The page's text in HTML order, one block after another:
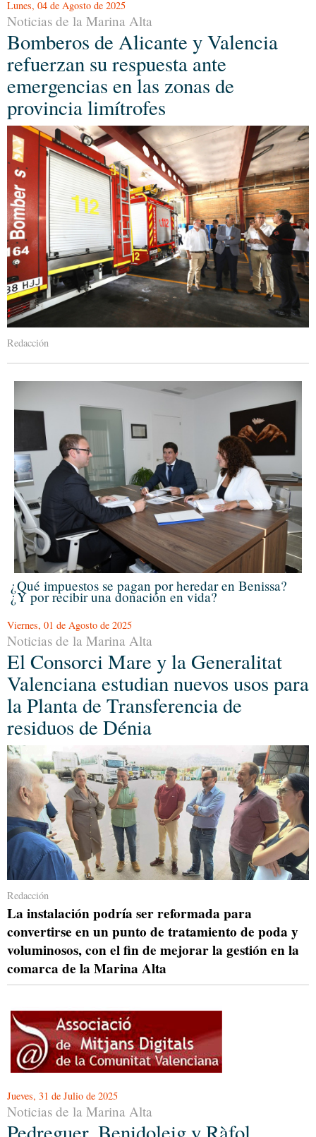
Lunes, 04 de Agosto de 2025
Noticias de la Marina Alta
Bomberos de Alicante y Valencia
refuerzan su respuesta ante
emergencias en las zonas de
provincia limítrofes
Redacción
¿Qué impuestos se pagan por heredar en Benissa?
¿Y por recibir una donación en vida?
Viernes, 01 de Agosto de 2025
Noticias de la Marina Alta
El Consorci Mare y la Generalitat
Valenciana estudian nuevos usos para
la Planta de Transferencia de
residuos de Dénia
Redacción
La instalación podría ser reformada para
convertirse en un punto de tratamiento de poda y
voluminosos, con el fin de mejorar la gestión en la
comarca de la Marina Alta
Jueves, 31 de Julio de 2025
Noticias de la Marina Alta